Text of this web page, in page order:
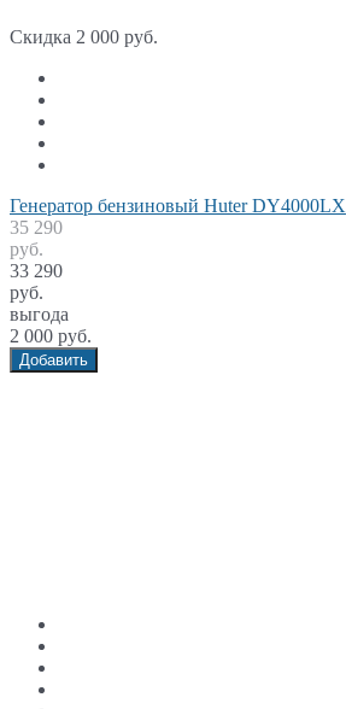
Скидка 2 000 руб.
Генератор бензиновый Huter DY4000LX
35 290
руб.
33 290
руб.
выгода
2 000 руб.
Добавить